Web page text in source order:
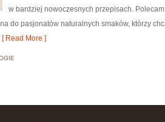
w bardziej nowoczesnych przepisach.
do pasjonatów naturalnych smaków, którzy
[ Read More ]